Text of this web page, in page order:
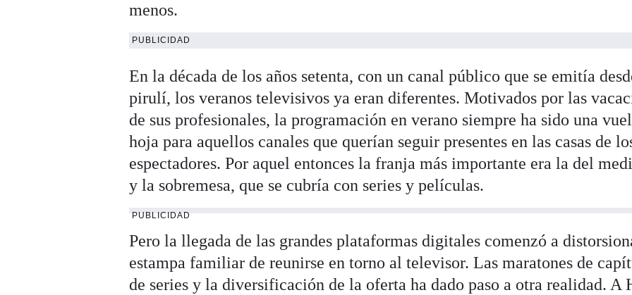
menos.
PUBLICIDAD
En la década de los años setenta, con un canal público que se emitía
pirulí, los veranos televisivos ya eran diferentes. Motivados por las
de sus profesionales, la programación en verano siempre ha sido una
hoja para aquellos canales que querían seguir presentes en las casas de
espectadores. Por aquel entonces la franja más importante era la del
y la sobremesa, que se cubría con series y películas.
PUBLICIDAD
Pero la llegada de las grandes plataformas digitales comenzó a
estampa familiar de reunirse en torno al televisor. Las maratones de
de series y la diversificación de la oferta ha dado paso a otra realidad. A